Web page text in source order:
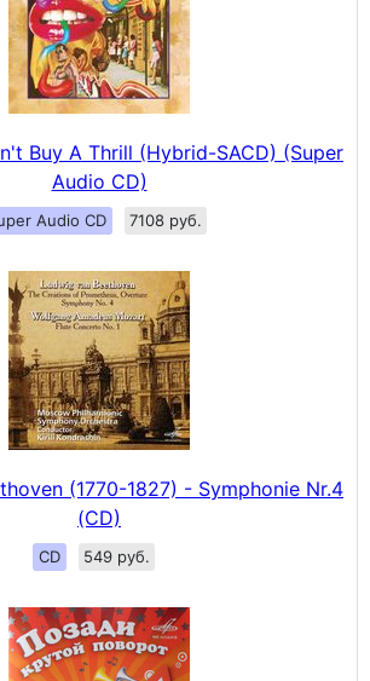
Buy A Thrill (Hybrid-SACD) (Super
Audio CD)
Audio CD 7108 руб.
(1770-1827) - Symphonie Nr.4
(CD)
CD 549 руб.